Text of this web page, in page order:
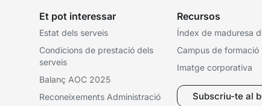
Et pot interessar
Estat dels serveis
Condicions de prestació dels
serveis
Balanç AOC 2025
Reconeixements Administració
Recursos
Índex de maduresa
Campus de formació
Imatge corporativa
Subscriu-te al